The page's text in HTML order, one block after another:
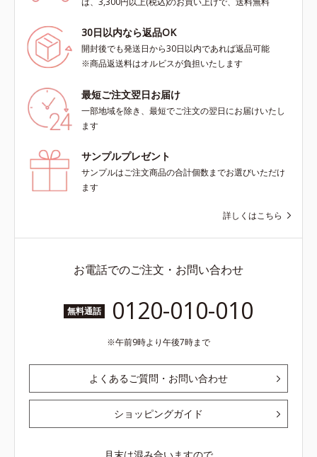
30日以内なら返品OK
開封後でも発送日から30日以内であれば返品可能
※商品返送料はオルビスが負担いたします
最短ご注文翌日お届け
一部地域を除き、最短でご注文の翌日にお届けいたし
ます
サンプルプレゼント
サンプルはご注文商品の合計個数までお選びいただけ
ます
詳しくはこちら
お電話でのご注文・お問い合わせ
無料通話 0120-010-010
午前9時より午後7時まで
よくあるご質問・お問い合わせ
ショッピングガイド